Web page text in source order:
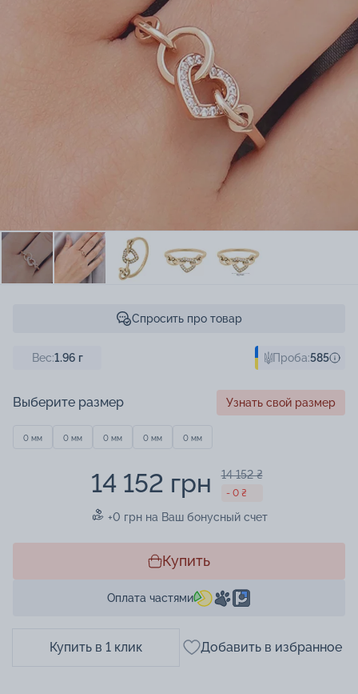
Спросить про товар
Вес:1.96 г Проба:585
Выберите размер Узнать свой размер
0 мм 0 мм 0 мм 0 мм 0 мм
14 152 грн 14 152 ₴
- 0 ₴
+0 грн на Ваш бонусный счет
Купить
Оплата частями
Купить в 1 клик Добавить в избранное